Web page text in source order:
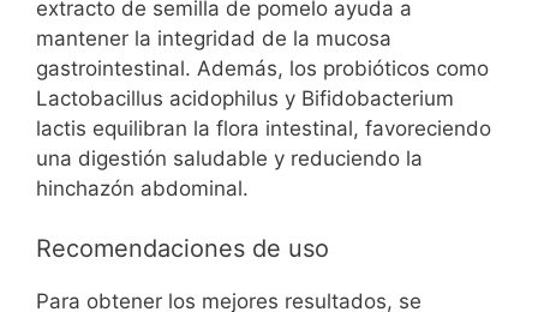
extracto de semilla de pomelo ayuda a
mantener la integridad de la mucosa
gastrointestinal. Además, los probióticos como
Lactobacillus acidophilus y Bifidobacterium
lactis equilibran la flora intestinal, favoreciendo
una digestión saludable y reduciendo la
hinchazón abdominal.
Recomendaciones de uso
Para obtener los mejores resultados, se